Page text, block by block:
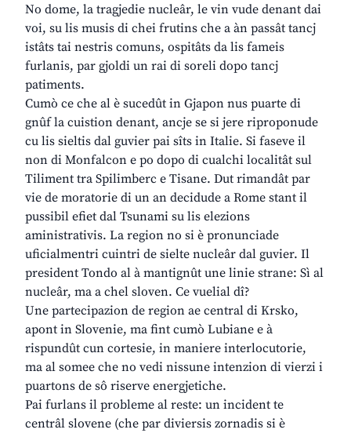
No dome, la tragjedie nucleâr, le vin vude denant dai
voi, su lis musis di chei frutins che a àn passât tancj
istâts tai nestris comuns, ospitâts da lis fameis
furlanis, par gjoldi un rai di soreli dopo tancj
patiments.
Cumò ce che al è sucedût in Gjapon nus puarte di
gnûf la cuistion denant, ancje se si jere riproponude
cu lis sieltis dal guvier pai sîts in Italie. Si faseve il
non di Monfalcon e po dopo di cualchi localitât sul
Tiliment tra Spilimberc e Tisane. Dut rimandât par
vie de moratorie di un an decidude a Rome stant il
pussibil efiet dal Tsunami su lis elezions
aministrativis. La region no si è pronunciade
uficialmentri cuintri de sielte nucleâr dal guvier. Il
president Tondo al à mantignût une linie strane: Sì al
nucleâr, ma a chel sloven. Ce vuelial dî?
Une partecipazion de region ae central di Krsko,
apont in Slovenie, ma fint cumò Lubiane e à
rispundût cun cortesie, in maniere interlocutorie,
ma al somee che no vedi nissune intenzion di vierzi i
puartons de sô riserve energjetiche.
Pai furlans il probleme al reste: un incident te
centrâl slovene (che par diviersis zornadis si è